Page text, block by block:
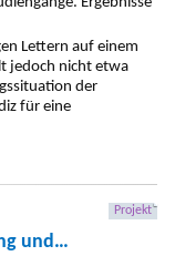
Lettern auf einem
jedoch nicht etwa
der
für eine
Projekt
und